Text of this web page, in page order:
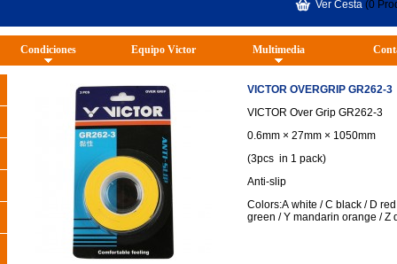
Condiciones Equipo Victor Multimedia
VICTOR OVERGRIP GR262-3
VICTOR Over Grip GR262-3
0.6mm × 27mm × 1050mm
(3pcs in 1 pack)
Anti-slip
Colors:A white / C black / D
green / Y mandarin orange / Z
Ver Cesta (0